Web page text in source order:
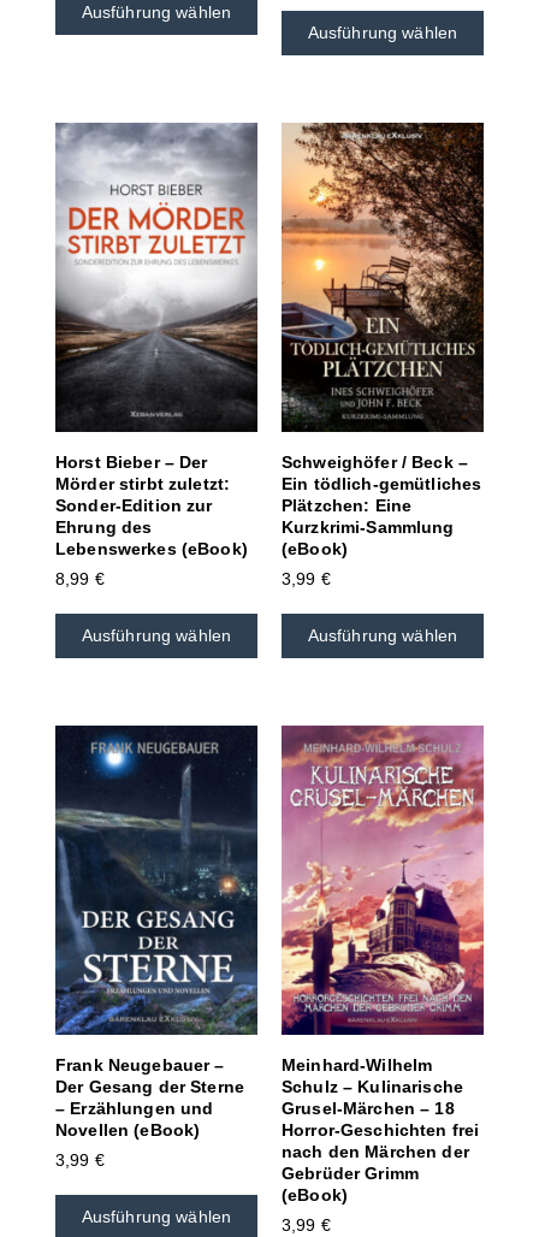
Ausführung wählen
Ausführung wählen
Horst Bieber – Der
Mörder stirbt zuletzt:
Sonder-Edition zur
Ehrung des
Lebenswerkes (eBook)
8,99 €
Ausführung wählen
Schweighöfer / Beck –
Ein tödlich-gemütliches
Plätzchen: Eine
Kurzkrimi-Sammlung
(eBook)
3,99 €
Ausführung wählen
Frank Neugebauer –
Der Gesang der Sterne
– Erzählungen und
Novellen (eBook)
3,99 €
Ausführung wählen
Meinhard-Wilhelm
Schulz – Kulinarische
Grusel-Märchen – 18
Horror-Geschichten frei
nach den Märchen der
Gebrüder Grimm
(eBook)
3,99 €